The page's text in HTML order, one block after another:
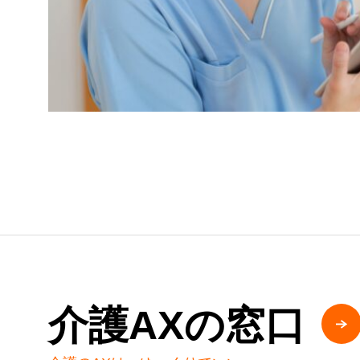
介護AXの窓口